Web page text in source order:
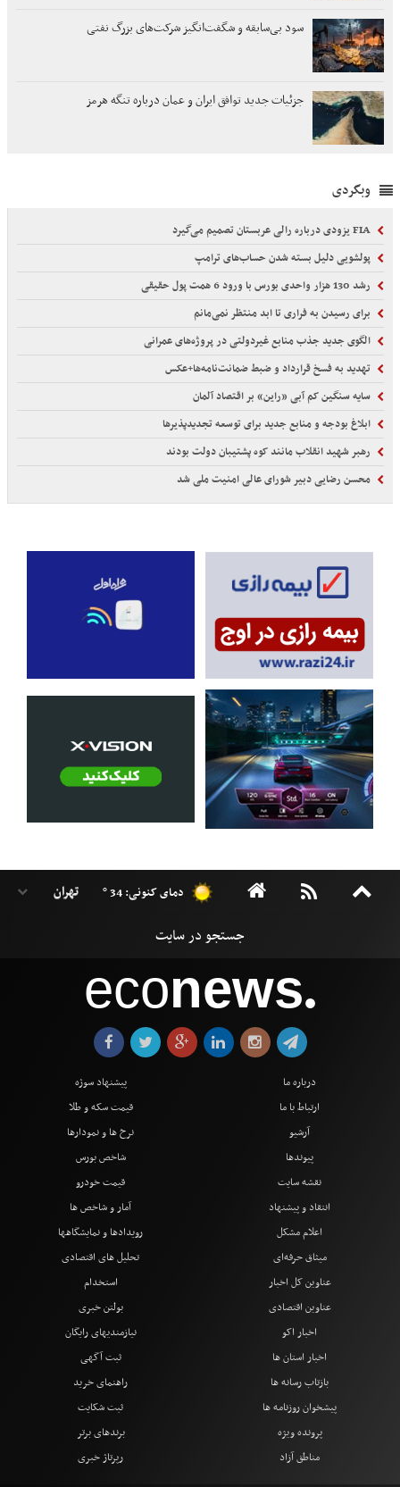
سود بی‌سابقه و شگفت‌انگیز شرکت‌های بزرگ نفتی
جزئیات جدید توافق ایران و عمان درباره تنگه هرمز
وبگردی
پولشویی دلیل بسته شدن حساب‌های ترامپ
رشد 130 هزار واحدی بورس با ورود 6 همت پول حقیقی
برای رسیدن به فراری تا ابد منتظر نمی‌مانم
الگوی جدید جذب منابع غیردولتی در پروژه‌های عمرانی
تهدید به فسخ قرارداد و ضبط ضمانت‌نامه‌ها+عکس
سایه سنگین کم آبی «راین» بر اقتصاد آلمان
ابلاغ بودجه و منابع جدید برای توسعه تجدیدپذیرها
رهبر شهید انقلاب مانند کوه پشتیبان دولت بودند
محسن رضایی دبیر شورای عالی امنیت ملی شد
دمای کنونی: 34 °
econews●
درباره ما
ارتباط با ما
آرشیو
پیوندها
نقشه سایت
انتقاد و پیشنهاد
اعلام مشکل
میثاق حرفه‌ای
پیشنهاد سوژه
قیمت سکه و طلا
نرخ ها و نمودارها
شاخص بورس
قیمت خودرو
آمار و شاخص ها
رویدادها و نمایشگاهها
تحلیل های اقتصادی
عناوین کل اخبار
عناوین اقتصادی
اخبار اکو
اخبار استان ها
بازتاب رسانه ها
پیشخوان روزنامه ها
پرونده ویژه
مناطق آزاد
استخدام
بولتن خبری
نیازمندیهای رایگان
ثبت آگهی
راهنمای خرید
ثبت شکایت
برندهای برتر
رپرتاژ خبری